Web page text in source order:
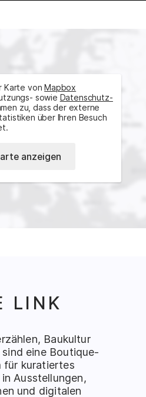
Karte von Mapbox
sowie Daten­schutz­
zu, dass der externe
über Ihren Besuch
anzeigen
LINK
Baukultur
eine Boutique-
für kuratiertes
Ausstellungen,
und digitalen